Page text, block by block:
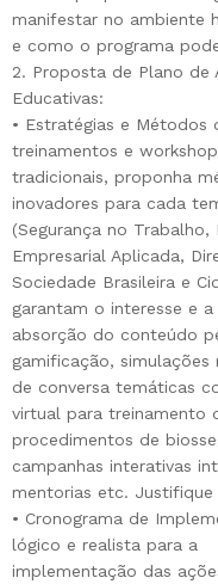
manifestar no ambiente
e como o programa
2. Proposta de Plano de
Educativas:
• Estratégias e Métodos
treinamentos e
tradicionais, proponha
inovadores para cada
(Segurança no Trabalho,
Empresarial Aplicada,
Sociedade Brasileira e
garantam o interesse e a
absorção do conteúdo
gamificação, simulações
de conversa temáticas
virtual para treinamento
procedimentos de
campanhas interativas
mentorias etc.
• Cronograma de
lógico e realista para a
implementação das